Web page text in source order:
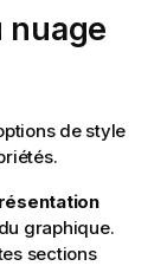
nuage
de style
graphique.
sections